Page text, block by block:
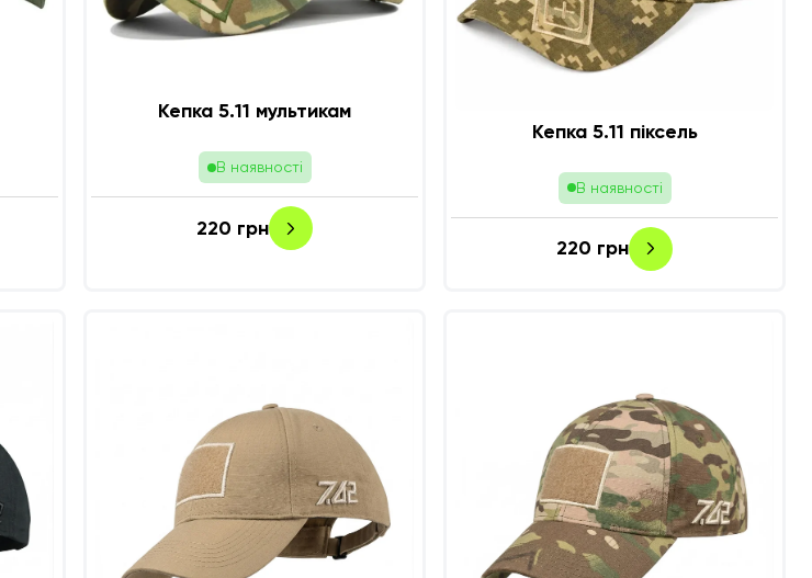
Кепка 5.11 мультикам
В наявності
220 грн
Кепка 5.11 піксель
В наявності
220 грн